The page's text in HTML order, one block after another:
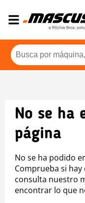
No se ha
página
No se ha podido
Comprueba si
consulta nuestro
encontrar lo que